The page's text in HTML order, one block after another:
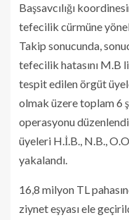
Başsavcılığı
tefecilik cürmüne
Takip sonucunda,
tefecilik hatasını M.B
tespit edilen örgüt
olmak üzere toplam 6
operasyonu
üyeleri H.İ.B., N.B.,
yakalandı.
16,8 milyon TL
ziynet eşyası ele